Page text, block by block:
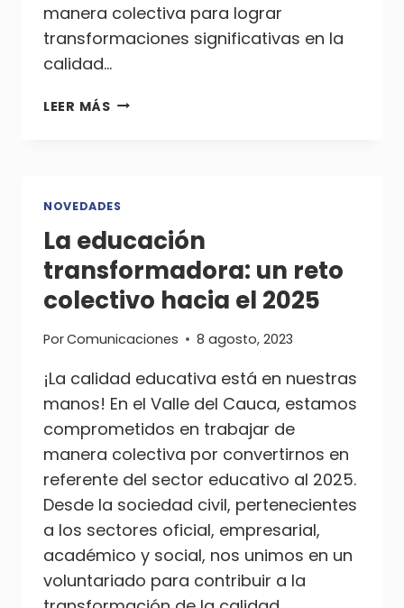
manera colectiva para lograr
transformaciones significativas en la
calidad…
LEER MÁSTRANSFORMANDO
EL
DEL
CAUCA:
UN
COMPROMISO
COLECTIVO
NOVEDADES
La educación
transformadora: un reto
colectivo hacia el 2025
PorComunicaciones 8 agosto, 2023
¡La calidad educativa está en nuestras
manos! En el Valle del Cauca, estamos
comprometidos en trabajar de
manera colectiva por convertirnos en
referente del sector educativo al 2025.
Desde la sociedad civil, pertenecientes
a los sectores oficial, empresarial,
académico y social, nos unimos en un
voluntariado para contribuir a la